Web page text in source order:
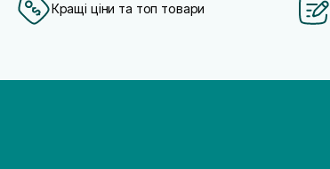
Кращі ціни та топ товари